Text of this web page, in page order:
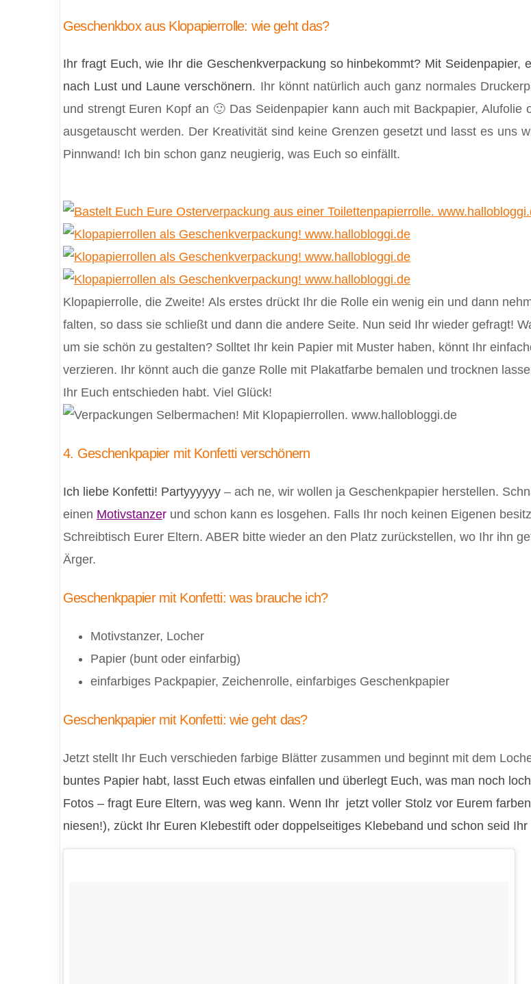
Geschenkbox aus Klopapierrolle: wie geht das?
Ihr fragt Euch, wie Ihr die Geschenkverpackung so hinbekommt? Mit Seidenpapier,
nach Lust und Laune verschönern. Ihr könnt natürlich auch ganz normales
und strengt Euren Kopf an 🙂 Das Seidenpapier kann auch mit Backpapier, Alufolie
ausgetauscht werden. Der Kreativität sind keine Grenzen gesetzt und lasst es uns
Pinnwand! Ich bin schon ganz neugierig, was Euch so einfällt.
Klopapierrolle, die Zweite! Als erstes drückt Ihr die Rolle ein wenig ein und dann
falten, so dass sie schließt und dann die andere Seite. Nun seid Ihr wieder gefragt!
um sie schön zu gestalten? Solltet Ihr kein Papier mit Muster haben, könnt Ihr
verzieren. Ihr könnt auch die ganze Rolle mit Plakatfarbe bemalen und trocknen
Ihr Euch entschieden habt. Viel Glück!
4. Geschenkpapier mit Konfetti verschönern
Ich liebe Konfetti! Partyyyyyy– ach ne, wir wollen ja Geschenkpapier herstellen.
einen Motivstanzer und schon kann es losgehen. Falls Ihr noch keinen Eigenen
Schreibtisch Eurer Eltern. ABER bitte wieder an den Platz zurückstellen, wo Ihr ihn
Ärger.
Geschenkpapier mit Konfetti: was brauche ich?
Motivstanzer, Locher
Papier (bunt oder einfarbig)
einfarbiges Packpapier, Zeichenrolle, einfarbiges Geschenkpapier
Geschenkpapier mit Konfetti: wie geht das?
Jetzt stellt Ihr Euch verschieden farbige Blätter zusammen und beginnt mit dem
buntes Papier habt, lasst Euch etwas einfallen und überlegt Euch, was man noch
Fotos – fragt Eure Eltern, was weg kann. Wenn Ihr jetzt voller Stolz vor Eurem
niesen!), zückt Ihr Euren Klebestift oder doppelseitiges Klebeband und schon seid Ihr